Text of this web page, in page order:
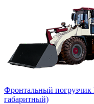
Фронтальный погрузчик
габаритный)